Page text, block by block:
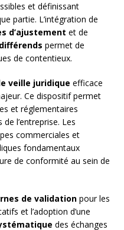
et définissant
partie. L’intégration de
d’ajustement et de
permet de
de contentieux.
veille juridique efficace
Ce dispositif permet
et réglementaires
l’entreprise. Les
commerciales et
fondamentaux
de conformité au sein de
de validation pour les
et l’adoption d’une
des échanges